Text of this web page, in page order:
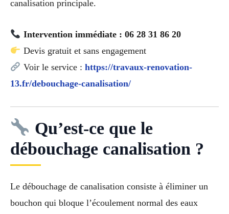
canalisation principale.
Intervention immédiate : 06 28 31 86 20
Devis gratuit et sans engagement
Voir le service : https://travaux-renovation-
13.fr/debouchage-canalisation/
Qu’est-ce que le
débouchage canalisation ?
Le débouchage de canalisation consiste à éliminer un
bouchon qui bloque l’écoulement normal des eaux